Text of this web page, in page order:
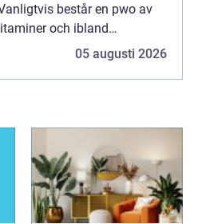
består en pwo av
och ibland
05 augusti 2026